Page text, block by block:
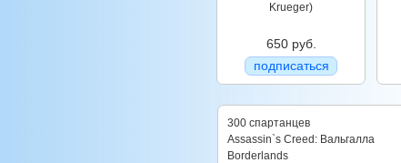
Krueger)
650 руб.
подписаться
300 спартанцев
Assassin`s Creed: Вальгалла
Borderlands